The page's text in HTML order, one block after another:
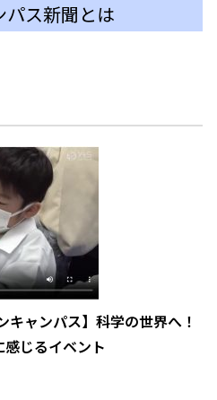
パス新聞とは
ャンパス】科学の世界へ！
じるイベント